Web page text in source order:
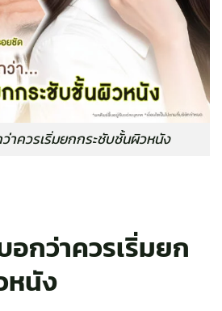
วรเริ่มยกกระชับชั้นผิวหนัง
ว่าควรเริ่มยก
หนัง